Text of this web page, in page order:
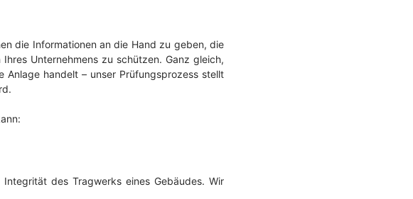
die Informationen an die Hand zu geben, die
Unternehmens zu schützen. Ganz gleich,
handelt – unser Prüfungsprozess stellt
des Tragwerks eines Gebäudes. Wir